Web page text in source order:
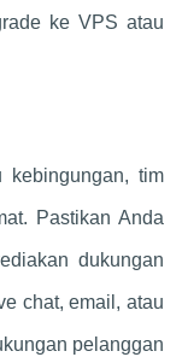
ke VPS atau
kebingungan, tim
Pastikan Anda
dukungan
chat, email, atau
pelanggan